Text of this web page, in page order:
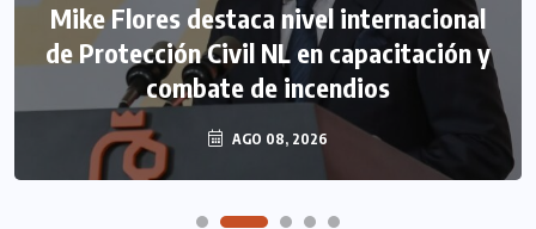
Mike Flores destaca nivel internacional
de Protección Civil NL en capacitación y
combate de incendios
AGO 08, 2026